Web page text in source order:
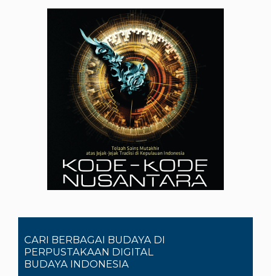
CARI BERBAGAI BUDAYA DI
PERPUSTAKAAN DIGITAL
BUDAYA INDONESIA